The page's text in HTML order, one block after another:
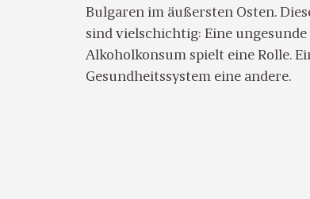
Bulgaren im äußersten Osten.
sind vielschichtig: Eine
Alkoholkonsum spielt eine Rolle.
Gesundheitssystem eine andere.